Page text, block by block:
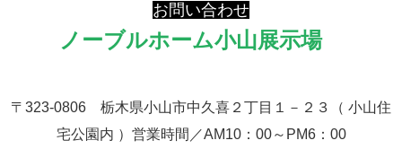
お問い合わせ
ノーブルホーム小山展示場
〒323-0806 栃木県小山市中久喜２丁目１－２３（ 小山住
宅公園内 ）営業時間／AM10：00～PM6：00